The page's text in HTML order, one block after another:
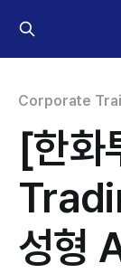
Corporate
[한화
성형